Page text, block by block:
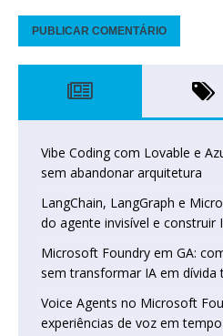
Vibe Coding com Lovable e
sem abandonar arquitetura
LangChain, LangGraph e
do agente invisível e construir
Microsoft Foundry em GA:
sem transformar IA em dívida
Voice Agents no Microsoft
experiências de voz em